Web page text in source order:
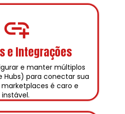
e Integrações
e manter múltiplos
Hubs) para conectar sua
é caro e
instável.